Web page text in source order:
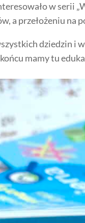
w serii
a przełożeniu na
dziedzin i
mamy tu